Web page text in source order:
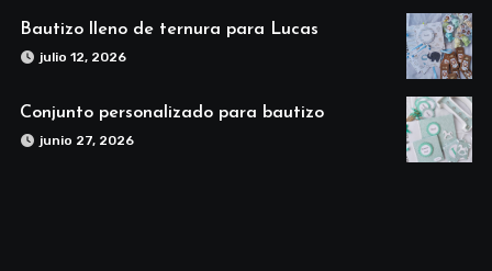
Bautizo lleno de ternura para Lucas
julio 12, 2026
Conjunto personalizado para bautizo
junio 27, 2026